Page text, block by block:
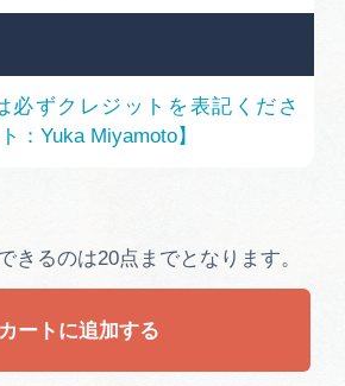
問い合わせ
必ずクレジットを表記くださ
：Yuka Miyamoto】
きるのは20点までとなります。
カートに追加する